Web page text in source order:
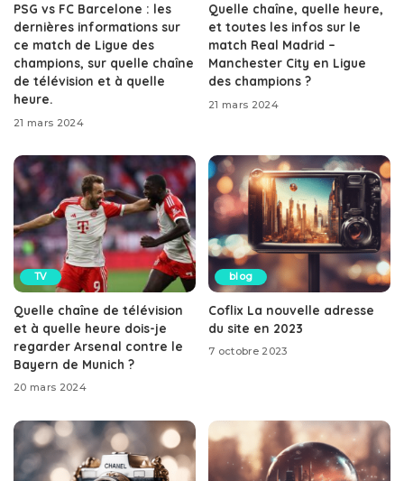
PSG vs FC Barcelone : les
dernières informations sur
ce match de Ligue des
champions, sur quelle chaîne
de télévision et à quelle
heure.
21 mars 2024
Quelle chaîne, quelle heure,
et toutes les infos sur le
match Real Madrid –
Manchester City en Ligue
des champions ?
21 mars 2024
TV
Quelle chaîne de télévision
et à quelle heure dois-je
regarder Arsenal contre le
Bayern de Munich ?
20 mars 2024
blog
Coflix La nouvelle adresse
du site en 2023
7 octobre 2023